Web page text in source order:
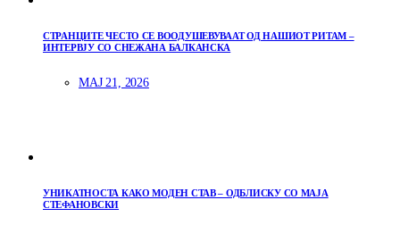
СТРАНЦИТЕ ЧЕСТО СЕ ВООДУШЕВУВААТ ОД НАШИОТ РИТАМ –
ИНТЕРВЈУ СО СНЕЖАНА БАЛКАНСКА
МАЈ 21, 2026
УНИКАТНОСТА КАКО МОДЕН СТАВ – ОДБЛИСКУ СО МАЈА
СТЕФАНОВСКИ